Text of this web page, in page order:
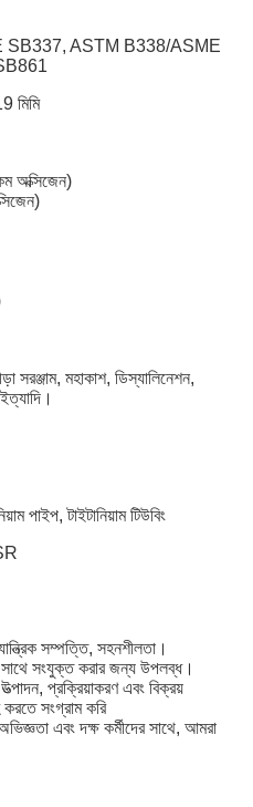
SB337, ASTM B338/ASME
মিমি
অক্সিজেন)
সরঞ্জাম, মহাকাশ, ডিস্যালিনেশন,
পাইপ, টাইটানিয়াম টিউবিং
সম্পত্তি, সহনশীলতা।
সাথে সংযুক্ত করার জন্য উপলব্ধ।
প্রক্রিয়াকরণ এবং বিক্রয়
করতে সংগ্রাম করি
এবং দক্ষ কর্মীদের সাথে, আমরা